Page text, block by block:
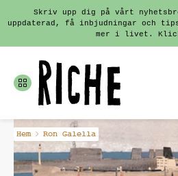
Fortsätt
till
innehållet
Skriv upp dig på vårt
uppdaterad, få inbjudningar och
mer i livet.
Hem Ron Galella